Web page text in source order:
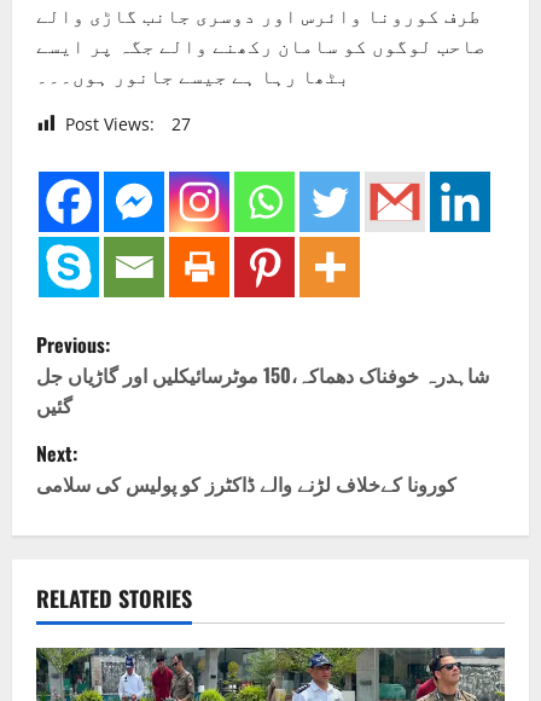
طرف کورونا وائرس اور دوسری جانب گاڑی والے
صاحب لوگوں کو سامان رکھنے والے جگہ پر ایسے
بٹھا رہا ہے جیسے جانور ہوں۔۔۔
Post Views: 27
P
o
s
t
n
a
v
Previous:
شاہدرہ خوفناک دھماکہ،150 موٹرسائیکلیں اور گاڑیاں جل
گئیں
Next:
کورونا کےخلاف لڑنے والے ڈاکٹرز کو پولیس کی سلامی
RELATED STORIES